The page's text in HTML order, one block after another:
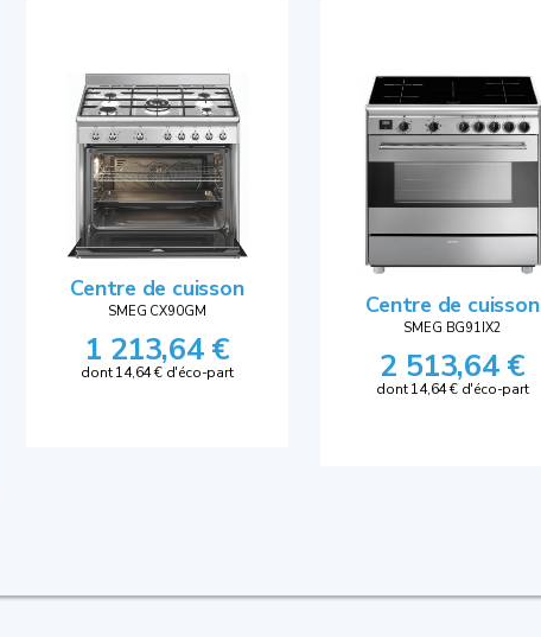
Centre de cuisson
SMEG CX90GM
1 213,64 €
dont 14,64 € d'éco-part
Centre de cuisson
SMEG BG91IX2
2 513,64 €
dont 14,64 € d'éco-part